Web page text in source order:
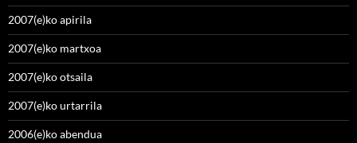
2007(e)ko apirila
2007(e)ko martxoa
2007(e)ko otsaila
2007(e)ko urtarrila
2006(e)ko abendua